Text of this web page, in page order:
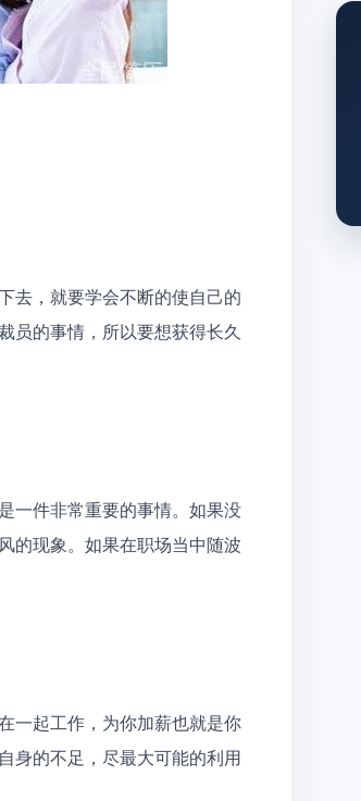
去，就要学会不断的使自己的
员的事情，所以要想获得长久
一件非常重要的事情。如果没
的现象。如果在职场当中随波
一起工作，为你加薪也就是你
身的不足，尽最大可能的利用